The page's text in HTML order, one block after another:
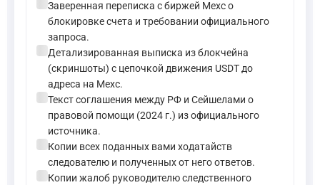
check_circle
Заверенная переписка с биржей Mexc о
блокировке счета и требовании официального
запроса.
check_circle
Детализированная выписка из блокчейна
(скриншоты) с цепочкой движения USDT до
адреса на Mexc.
check_circle
Текст соглашения между РФ и Сейшелами о
правовой помощи (2024 г.) из официального
источника.
check_circle
Копии всех поданных вами ходатайств
следователю и полученных от него ответов.
check_circle
Копии жалоб руководителю следственного